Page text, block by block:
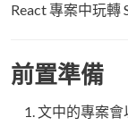
React 專案中玩轉
前置準備
文中的專案會